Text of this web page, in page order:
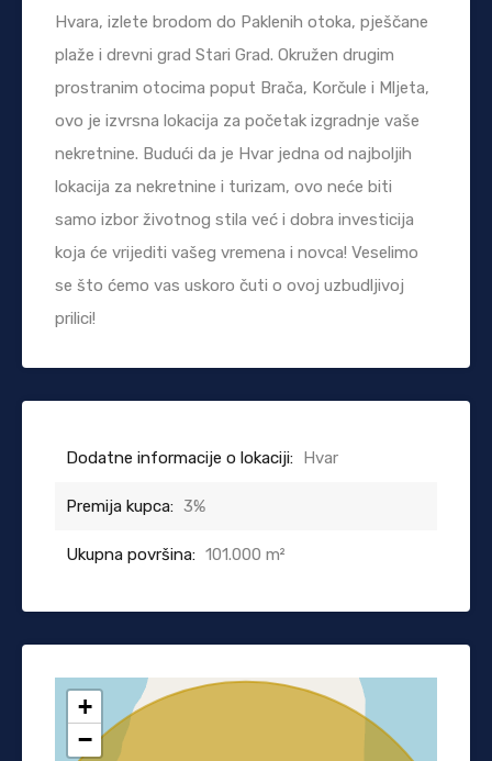
Hvara, izlete brodom do Paklenih otoka, pješčane
plaže i drevni grad Stari Grad. Okružen drugim
prostranim otocima poput Brača, Korčule i Mljeta,
ovo je izvrsna lokacija za početak izgradnje vaše
nekretnine. Budući da je Hvar jedna od najboljih
lokacija za nekretnine i turizam, ovo neće biti
samo izbor životnog stila već i dobra investicija
koja će vrijediti vašeg vremena i novca! Veselimo
se što ćemo vas uskoro čuti o ovoj uzbudljivoj
prilici!
Dodatne informacije o lokaciji: Hvar
Premija kupca: 3%
Ukupna površina: 101.000 m²
+
−